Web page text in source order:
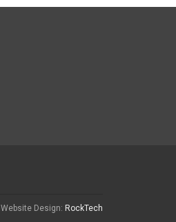
Website Design: RockTech